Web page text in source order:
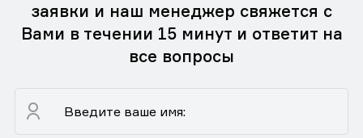
заявки и наш менеджер свяжется с
Вами в течении 15 минут и ответит на
все вопросы